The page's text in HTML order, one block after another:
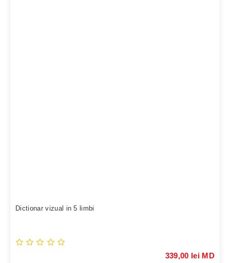
Dictionar vizual in 5 limbi
339,00 lei MD